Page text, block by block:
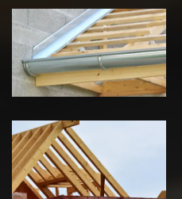
Pose de
Chéneau 39
Jura
Traitement de
charpente 39
Jura